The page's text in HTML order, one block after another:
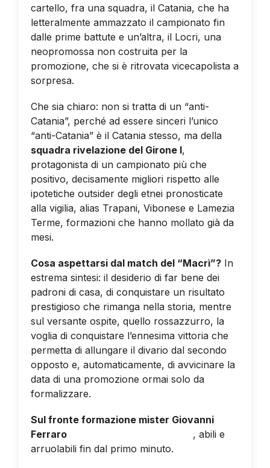
cartello, fra una squadra, il Catania, che ha
letteralmente ammazzato il campionato fin
dalle prime battute e un’altra, il Locri, una
neopromossa non costruita per la
promozione, che si è ritrovata vicecapolista a
sorpresa.
Che sia chiaro: non si tratta di un “anti-
Catania”, perché ad essere sinceri l’unico
“anti-Catania” è il Catania stesso, ma della
squadra rivelazione del Girone I,
protagonista di un campionato più che
positivo, decisamente migliori rispetto alle
ipotetiche outsider degli etnei pronosticate
alla vigilia, alias Trapani, Vibonese e Lamezia
Terme, formazioni che hanno mollato già da
mesi.
Cosa aspettarsi dal match del “Macrì”?In
estrema sintesi: il desiderio di far bene dei
padroni di casa, di conquistare un risultato
prestigioso che rimanga nella storia, mentre
sul versante ospite, quello rossazzurro, la
voglia di conquistare l’ennesima vittoria che
permetta di allungare il divario dal secondo
opposto e, automaticamente, di avvicinare la
data di una promozione ormai solo da
formalizzare.
Sul fronte formazione mister Giovanni
Ferraro
, abili e
arruolabili fin dal primo minuto.